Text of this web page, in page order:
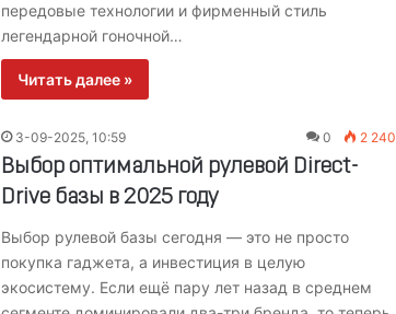
передовые технологии и фирменный стиль
легендарной гоночной…
Читать далее »
3-09-2025, 10:59 0 2 240
Выбор оптимальной рулевой Direct-
Drive базы в 2025 году
Выбор рулевой базы сегодня — это не просто
покупка гаджета, а инвестиция в целую
экосистему. Если ещё пару лет назад в среднем